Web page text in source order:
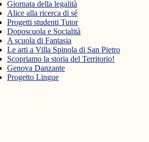
Giornata della legalità
Alice alla ricerca di sé
Progetti studenti Tutor
Doposcuola e Socialità
A scuola di Fantasia
Le arti a Villa Spinola di San Pietro
Scopriamo la storia del Territorio!
Genova Danzante
Progetto Lingue